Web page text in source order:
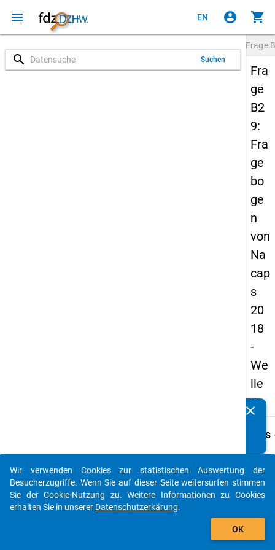
menu EN account_circle shopping_cart
search Suchen
Frage
Fra
ge
B2
9:
Fra
ge
bo
ge
n
von
Na
cap
s
20
18
-
We
lle
4
Details
B29
In
clear
auto_stories
add_shopping_cart
Wir verwenden Cookies zur statistischen Auswertung der
Besucherzugriffe. Wenn Sie auf dieser Seite weitersurfen stimmen
Sie der Cookie-Nutzung zu. Weitere Informationen zu Cookies
erhalten Sie in unserer Datenschutzerkärung.
OK